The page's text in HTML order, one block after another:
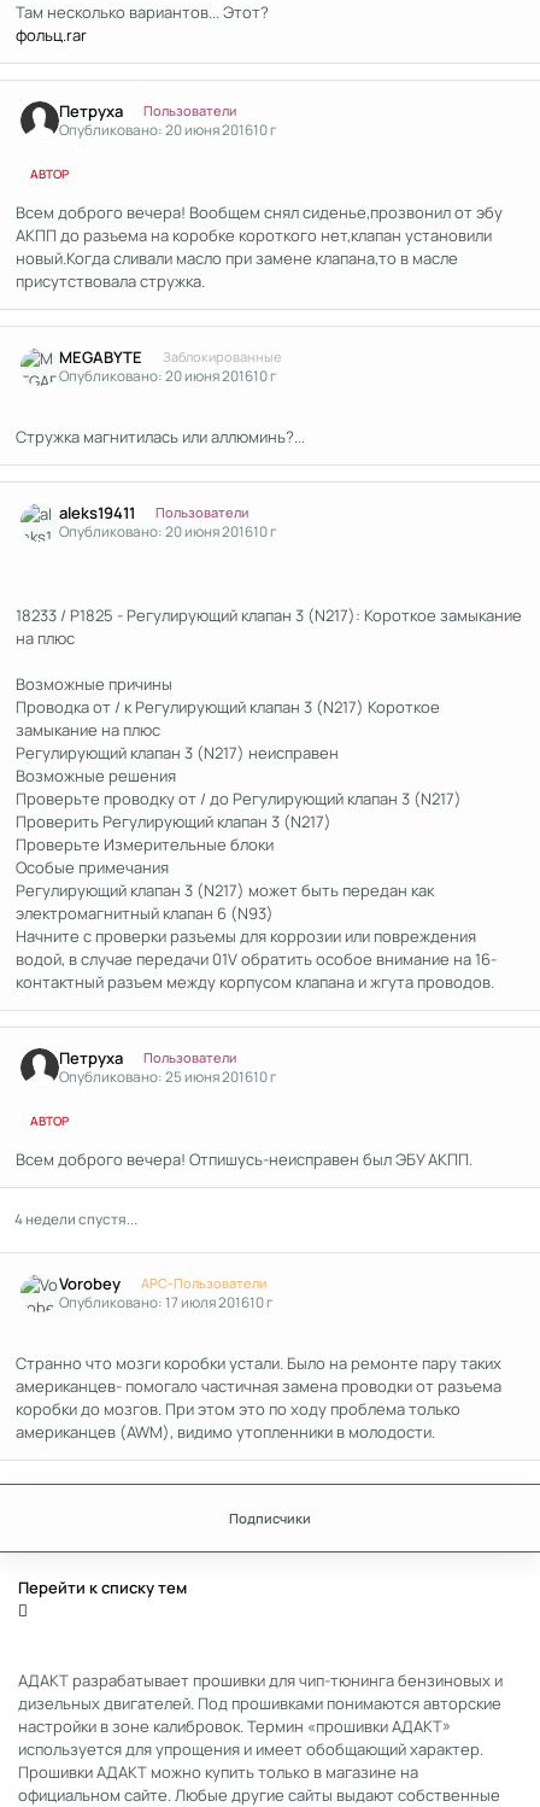
Там несколько вариантов... Этот?
фольц.rar
Петруха Пользователи
Опубликовано:20 июня 201610 г
АВТОР
Всем доброго вечера! Вообщем снял сиденье,прозвонил от эбу
АКПП до разъема на коробке короткого нет,клапан установили
новый.Когда сливали масло при замене клапана,то в масле
присутствовала стружка.
MEGABYTE Заблокированные
Опубликовано:20 июня 201610 г
Стружка магнитилась или аллюминь?...
aleks19411 Пользователи
Опубликовано:20 июня 201610 г
18233 / P1825 - Регулирующий клапан 3 (N217): Короткое замыкание
на плюс
Возможные причины
Проводка от / к Регулирующий клапан 3 (N217) Короткое
замыкание на плюс
Регулирующий клапан 3 (N217) неисправен
Возможные решения
Проверьте проводку от / до Регулирующий клапан 3 (N217)
Проверить Регулирующий клапан 3 (N217)
Проверьте Измерительные блоки
Особые примечания
Регулирующий клапан 3 (N217) может быть передан как
электромагнитный клапан 6 (N93)
Начните с проверки разъемы для коррозии или повреждения
водой, в случае передачи 01V обратить особое внимание на 16-
контактный разъем между корпусом клапана и жгута проводов.
Петруха Пользователи
Опубликовано:25 июня 201610 г
АВТОР
Всем доброго вечера! Отпишусь-неисправен был ЭБУ АКПП.
4 недели спустя...
Vorobey APC-Пользователи
Опубликовано:17 июля 201610 г
Странно что мозги коробки устали. Было на ремонте пару таких
американцев- помогало частичная замена проводки от разъема
коробки до мозгов. При этом это по ходу проблема только
американцев (AWM), видимо утопленники в молодости.
Подписчики
Перейти к списку тем
АДАКТ разрабатывает прошивки для чип-тюнинга бензиновых и
дизельных двигателей. Под прошивками понимаются авторские
настройки в зоне калибровок. Термин «прошивки АДАКТ»
используется для упрощения и имеет обобщающий характер.
Прошивки АДАКТ можно купить только в магазине на
официальном сайте. Любые другие сайты выдают собственные